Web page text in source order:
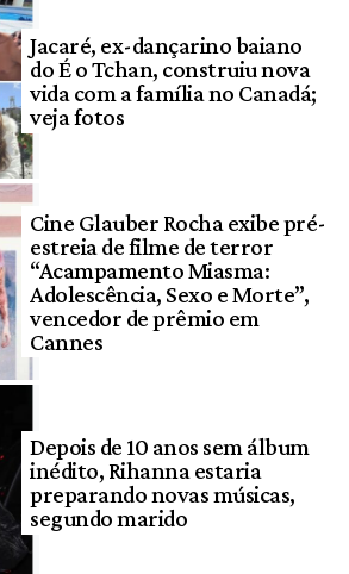
Jacaré, ex-dançarino baiano
do É o Tchan, construiu nova
vida com a família no Canadá;
veja fotos
Cine Glauber Rocha exibe pré-
estreia de filme de terror
“Acampamento Miasma:
Adolescência, Sexo e Morte”,
vencedor de prêmio em
Cannes
Depois de 10 anos sem álbum
inédito, Rihanna estaria
preparando novas músicas,
segundo marido